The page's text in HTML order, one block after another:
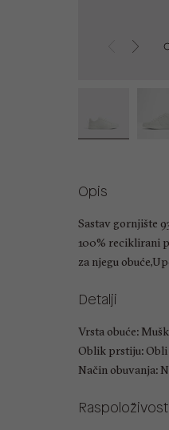
Opis
Sastav gornjište
100% reciklirani
za njegu
Detalji
Vrsta obuće:
Oblik prstiju:
Način obuvanja: